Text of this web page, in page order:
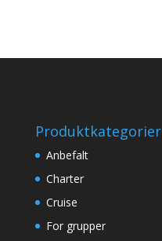
Produktkategorier
Anbefalt
Charter
Cruise
For grupper